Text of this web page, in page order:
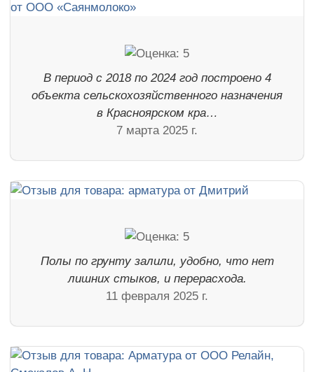
В период с 2018 по 2024 год построено 4
объекта сельскохозяйственного назначения
в Красноярском кра…
7 марта 2025 г.
Полы по грунту залили, удобно, что нет
лишних стыков, и перерасхода.
11 февраля 2025 г.